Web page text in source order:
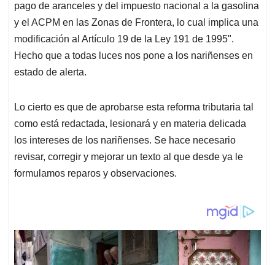
pago de aranceles y del impuesto nacional a la gasolina
y el ACPM en las Zonas de Frontera, lo cual implica una
modificación al Artículo 19 de la Ley 191 de 1995".
Hecho que a todas luces nos pone a los nariñenses en
estado de alerta.
Lo cierto es que de aprobarse esta reforma tributaria tal
como está redactada, lesionará y en materia delicada
los intereses de los nariñenses. Se hace necesario
revisar, corregir y mejorar un texto al que desde ya le
formulamos reparos y observaciones.